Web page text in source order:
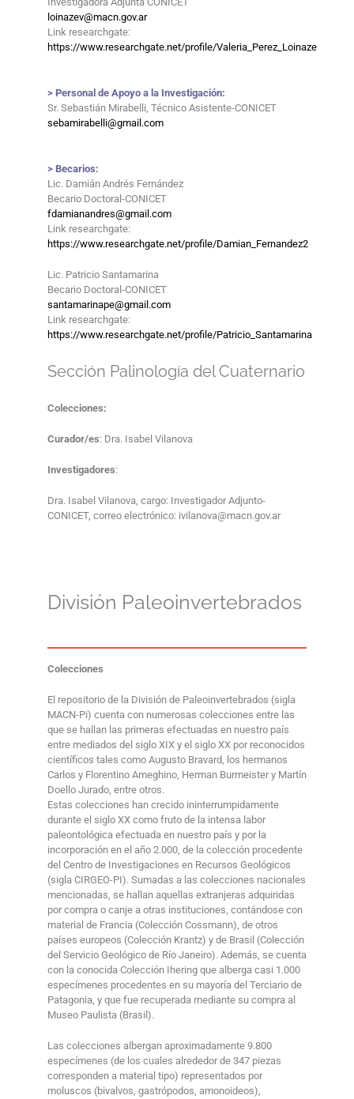
loinazev@macn.gov.ar
Link researchgate:
https://www.researchgate.net/profile/Valeria_Perez_Loinaze
> Personal de Apoyo a la Investigación:
Sr. Sebastián Mirabelli, Técnico Asistente-CONICET
sebamirabelli@gmail.com
> Becarios:
Lic. Damián Andrés Fernández
Becario Doctoral-CONICET
fdamianandres@gmail.com
Link researchgate:
https://www.researchgate.net/profile/Damian_Fernandez2
Lic. Patricio Santamarina
Becario Doctoral-CONICET
santamarinape@gmail.com
Link researchgate:
https://www.researchgate.net/profile/Patricio_Santamarina
Sección Palinología del Cuaternario
Colecciones:
Curador/es: Dra. Isabel Vilanova
Investigadores:
Dra. Isabel Vilanova, cargo: Investigador Adjunto-
CONICET, correo electrónico: ivilanova@macn.gov.ar
División Paleoinvertebrados
Colecciones
El repositorio de la División de Paleoinvertebrados (sigla
MACN-Pi) cuenta con numerosas colecciones entre las
que se hallan las primeras efectuadas en nuestro país
entre mediados del siglo XIX y el siglo XX por reconocidos
científicos tales como Augusto Bravard, los hermanos
Carlos y Florentino Ameghino, Herman Burmeister y Martín
Doello Jurado, entre otros.
Estas colecciones han crecido ininterrumpidamente
durante el siglo XX como fruto de la intensa labor
paleontológica efectuada en nuestro país y por la
incorporación en el año 2.000, de la colección procedente
del Centro de Investigaciones en Recursos Geológicos
(sigla CIRGEO-PI). Sumadas a las colecciones nacionales
mencionadas, se hallan aquellas extranjeras adquiridas
por compra o canje a otras instituciones, contándose con
material de Francia (Colección Cossmann), de otros
países europeos (Colección Krantz) y de Brasil (Colección
del Servicio Geológico de Río Janeiro). Además, se cuenta
con la conocida Colección Ihering que alberga casi 1.000
especímenes procedentes en su mayoría del Terciario de
Patagonia, y que fue recuperada mediante su compra al
Museo Paulista (Brasil).
Las colecciones albergan aproximadamente 9.800
especímenes (de los cuales alrededor de 347 piezas
corresponden a material tipo) representados por
moluscos (bivalvos, gastrópodos, amonoideos),